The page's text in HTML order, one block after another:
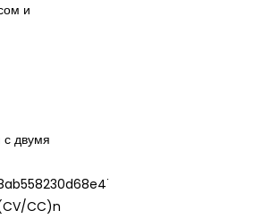
и
двумя
CC)n